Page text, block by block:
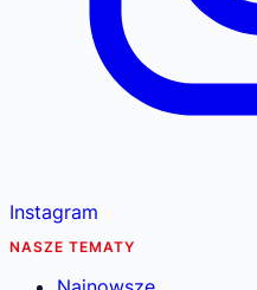
Instagram
NASZE TEMATY